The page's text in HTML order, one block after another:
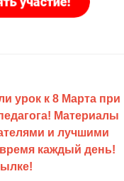
урок к 8 Марта при
Материалы
и лучшими
каждый день!
!